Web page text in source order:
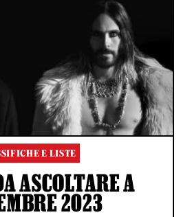
E LISTE
ASCOLTARE A
2023